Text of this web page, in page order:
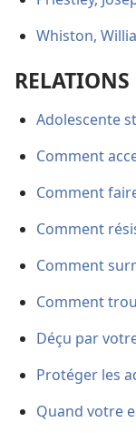
Whiston,
Adolescente
Comment
Comment
Comment
Comment
Comment
Déçu par
Protéger les
Quand votre